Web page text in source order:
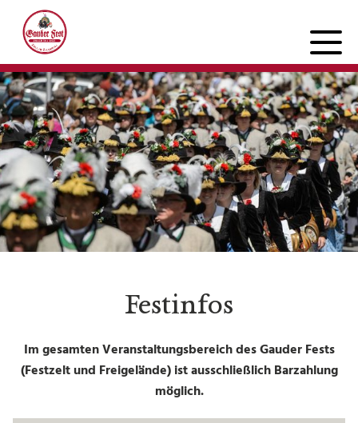
PROGRAMM
Mittwoch
Donnerstag
Freitag
Samstag
Preise
Festinfos
Im gesamten Veranstaltungsbereich des Gauder Fests
(Festzelt und Freigelände) ist ausschließlich Barzahlung
möglich.